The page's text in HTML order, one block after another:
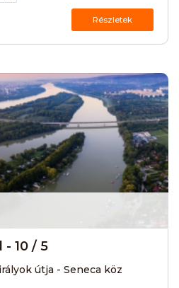
Részletek
10 / 5
útja - Seneca köz